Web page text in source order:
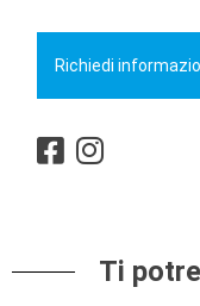
Richiedi
Ti